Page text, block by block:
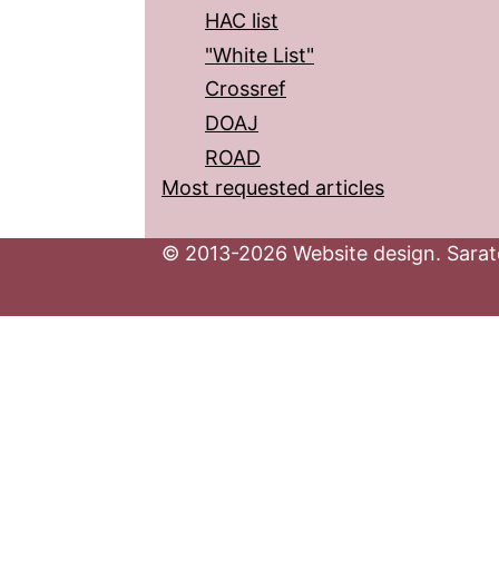
HAC list
"White List"
Crossref
DOAJ
ROAD
Most requested articles
© 2013-2026 Website design.